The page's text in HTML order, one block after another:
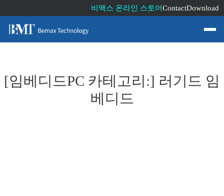
비맥스 온라인 스토어ContactDownload
[임베디드PC 카테고리:] 러기드 임
베디드